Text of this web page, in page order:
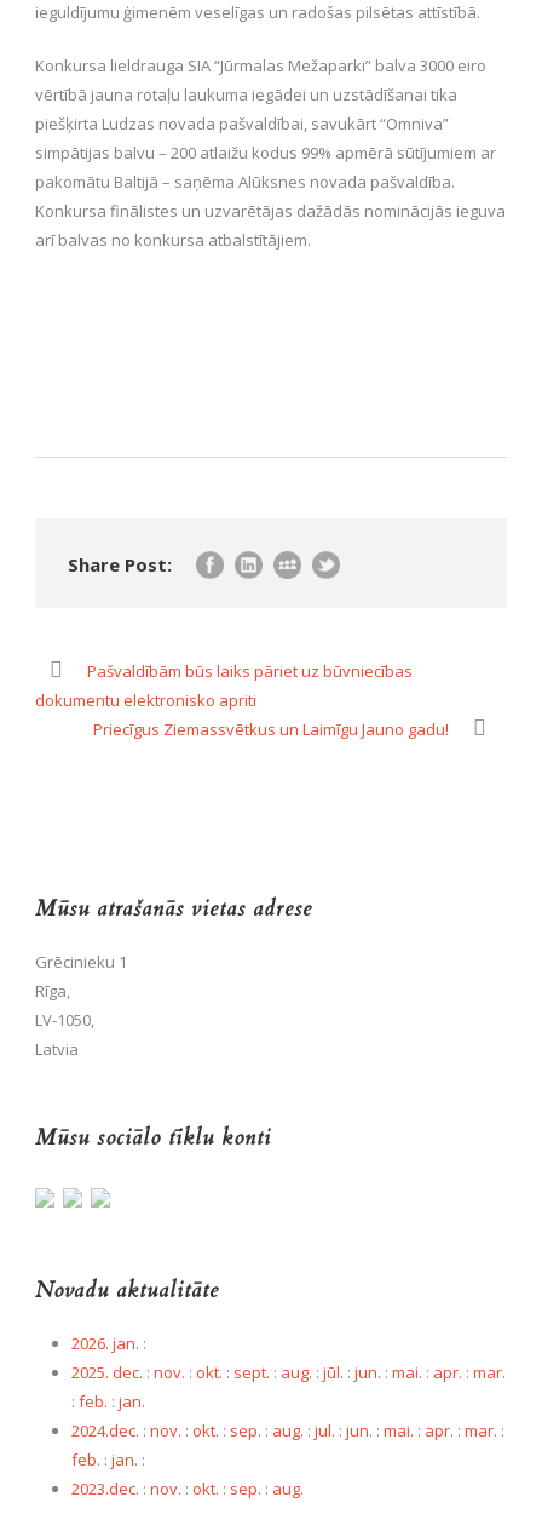
ieguldījumu ģimenēm veselīgas un radošas pilsētas attīstībā.
Konkursa lieldrauga SIA “Jūrmalas Mežaparki” balva 3000 eiro
vērtībā jauna rotaļu laukuma iegādei un uzstādīšanai tika
piešķirta Ludzas novada pašvaldībai, savukārt “Omniva”
simpātijas balvu – 200 atlaižu kodus 99% apmērā sūtījumiem ar
pakomātu Baltijā – saņēma Alūksnes novada pašvaldība.
Konkursa finālistes un uzvarētājas dažādās nominācijās ieguva
arī balvas no konkursa atbalstītājiem.
Share Post:
Pašvaldībām būs laiks pāriet uz būvniecības
dokumentu elektronisko apriti
Priecīgus Ziemassvētkus un Laimīgu Jauno gadu!
Mūsu atrašanās vietas adrese
Grēcinieku 1
Rīga,
LV-1050,
Latvia
Mūsu sociālo tīklu konti
Novadu aktualitāte
2026. jan. :
2025. dec. : nov. : okt. : sept. : aug. : jūl. : jun. : mai. : apr. : mar.
: feb. : jan.
2024.dec. : nov. : okt. : sep. : aug. : jul. : jun. : mai. : apr. : mar. :
feb. : jan. :
2023.dec. : nov. : okt. : sep. : aug.